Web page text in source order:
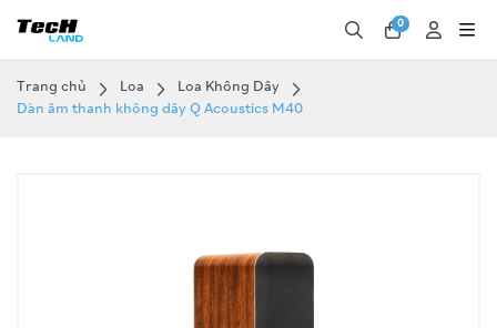
0
Trang chủ Loa
Loa Không Dây
Dàn âm thanh không dây Q Acoustics M40